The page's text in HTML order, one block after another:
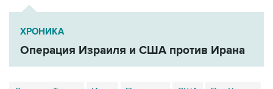
ХРОНИКА
Операция Израиля и США против Ирана